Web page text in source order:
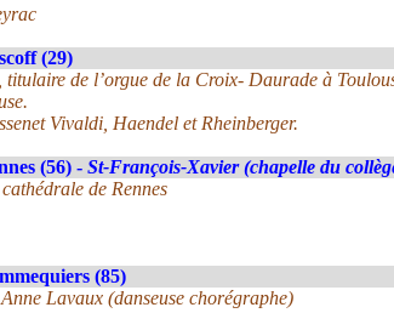
(29)
de l’orgue de la Croix- Daurade à
Vivaldi, Haendel et Rheinberger.
(56) - St-François-Xavier (chapelle du
de Rennes
(85)
Lavaux (danseuse chorégraphe)